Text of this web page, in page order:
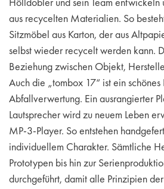
aus recycelten Materialien. So
Sitzmöbel aus Karton, der aus
selbst wieder recycelt werden kann.
Beziehung zwischen Objekt,
Auch die „tombox 17“ ist ein
Abfallverwertung. Ein ausrangierter
Lautsprecher wird zu neuem Leben
MP-3-Player. So entstehen
individuellem Charakter. Sämtliche
Prototypen bis hin zur
durchgeführt, damit alle Prinzipien